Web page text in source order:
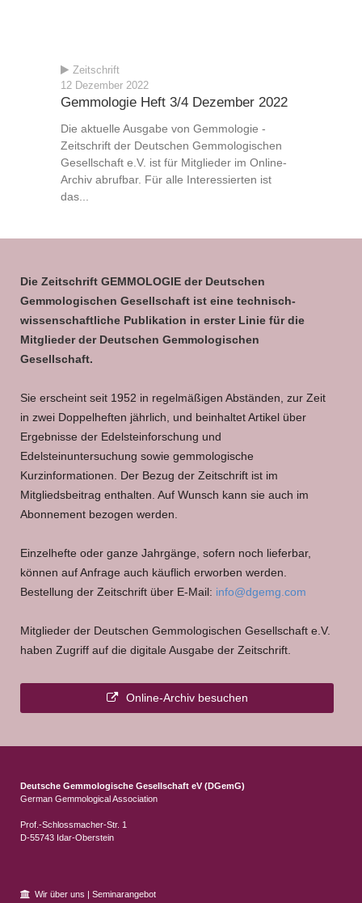
Zeitschrift
12 Dezember 2022
Gemmologie Heft 3/4 Dezember 2022
Die aktuelle Ausgabe von Gemmologie -
Zeitschrift der Deutschen Gemmologischen
Gesellschaft e.V. ist für Mitglieder im Online-
Archiv abrufbar. Für alle Interessierten ist
das...
Die Zeitschrift GEMMOLOGIE der Deutschen
Gemmologischen Gesellschaft ist eine technisch-
wissenschaftliche Publikation in erster Linie für die
Mitglieder der Deutschen Gemmologischen
Gesellschaft.
Sie erscheint seit 1952 in regelmäßigen Abständen, zur Zeit
in zwei Doppelheften jährlich, und beinhaltet Artikel über
Ergebnisse der Edelsteinforschung und
Edelsteinuntersuchung sowie gemmologische
Kurzinformationen. Der Bezug der Zeitschrift ist im
Mitgliedsbeitrag enthalten. Auf Wunsch kann sie auch im
Abonnement bezogen werden.
Einzelhefte oder ganze Jahrgänge, sofern noch lieferbar,
können auf Anfrage auch käuflich erworben werden.
Bestellung der Zeitschrift über E-Mail: info@dgemg.com
Mitglieder der Deutschen Gemmologischen Gesellschaft e.V.
haben Zugriff auf die digitale Ausgabe der Zeitschrift.
Online-Archiv besuchen
Deutsche Gemmologische Gesellschaft eV (DGemG)
German Gemmological Association
Prof.-Schlossmacher-Str. 1
D-55743 Idar-Oberstein
Wir über uns | Seminarangebot